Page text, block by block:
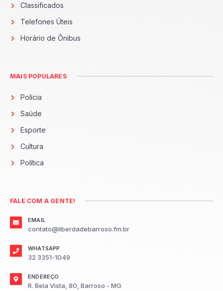
Classificados
Telefones Úteis
Horário de Ônibus
MAIS POPULARES
Polícia
Saúde
Esporte
Cultura
Política
FALE COM A GENTE!
EMAIL
contato@liberdadebarroso.fm.br
WHATSAPP
32 3351-1049
ENDEREÇO
R. Bela Vista, 80, Barroso - MG